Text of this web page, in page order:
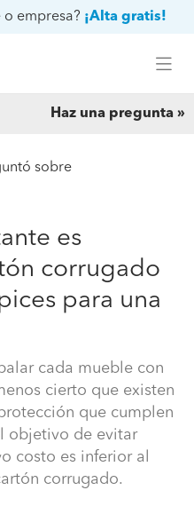
empresa? ¡Alta gratis!
Haz una pregunta
con cartón corrugado
cada mueble con cartón
que existen métodos
cumplen en forma
riesgos de
al embalaje detallado
sobre
es
corrugado
para una
cada mueble con
cierto que existen
que cumplen
objetivo de evitar
costo es inferior al
corrugado.